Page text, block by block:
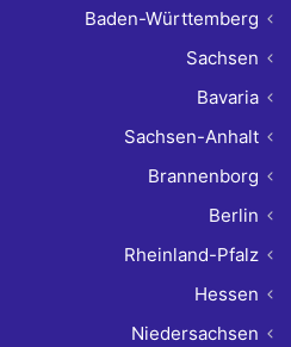
Baden-Württemberg
Sachsen
Bavaria
Sachsen-Anhalt
Brannenborg
Berlin
Rheinland-Pfalz
Hessen
Niedersachsen